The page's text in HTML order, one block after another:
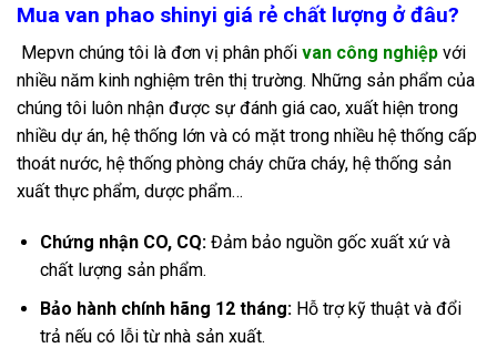
Mua van phao shinyi giá rẻ chất lượng ở đâu?
Mepvn chúng tôi là đơn vị phân phối van công nghiệp với
nhiều năm kinh nghiệm trên thị trường. Những sản phẩm của
chúng tôi luôn nhận được sự đánh giá cao, xuất hiện trong
nhiều dự án, hệ thống lớn và có mặt trong nhiều hệ thống cấp
thoát nước, hệ thống phòng cháy chữa cháy, hệ thống sản
xuất thực phẩm, dược phẩm…
Chứng nhận CO, CQ:Đảm bảo nguồn gốc xuất xứ và
chất lượng sản phẩm.
Bảo hành chính hãng 12 tháng:Hỗ trợ kỹ thuật và đổi
trả nếu có lỗi từ nhà sản xuất.